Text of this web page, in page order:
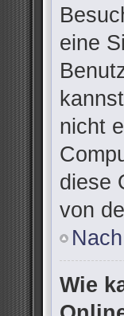
eine
nicht
diese
von
Wie